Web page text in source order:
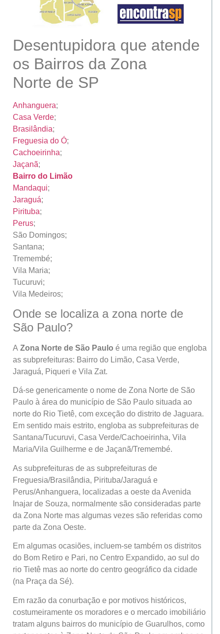
Desentupidora que atende
os Bairros da Zona
Norte de SP
Anhanguera;
Casa Verde;
Brasilândia;
Freguesia do Ó;
Cachoeirinha;
Jaçanã;
Bairro do Limão
Mandaqui;
Jaraguá;
Pirituba;
Perus;
São Domingos;
Santana;
Tremembé;
Vila Maria;
Tucuruvi;
Vila Medeiros;
Onde se localiza a zona norte de
São Paulo?
A Zona Norte de São Paulo é uma região que engloba
as subprefeituras: Bairro do Limão, Casa Verde,
Jaraguá, Piqueri e Vila Zat.
Dá-se genericamente o nome de Zona Norte de São
Paulo à área do município de São Paulo situada ao
norte do Rio Tietê, com exceção do distrito de Jaguara.
Em sentido mais estrito, engloba as subprefeituras de
Santana/Tucuruvi, Casa Verde/Cachoeirinha, Vila
Maria/Vila Guilherme e de Jaçanã/Tremembé.
As subprefeituras de as subprefeituras de
Freguesia/Brasilândia, Pirituba/Jaraguá e
Perus/Anhanguera, localizadas a oeste da Avenida
Inajar de Souza, normalmente são consideradas parte
da Zona Norte mas algumas vezes são referidas como
parte da Zona Oeste.
Em algumas ocasiões, incluem-se também os distritos
do Bom Retiro e Pari, no Centro Expandido, ao sul do
rio Tietê mas ao norte do centro geográfico da cidade
(na Praça da Sé).
Em razão da conurbação e por motivos históricos,
costumeiramente os moradores e o mercado imobiliário
tratam alguns bairros do município de Guarulhos, como